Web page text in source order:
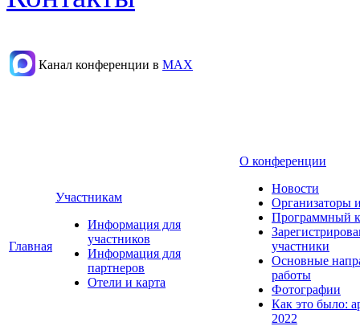
Канал конференции в МАХ
Главная
Участникам
Информация для
участников
Информация для
партнеров
Отели и карта
О конференции
Новости
Организаторы
Программный
участники
Основные
работы
Фотографии
Как это было:
2022